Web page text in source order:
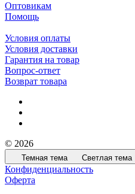
Оптовикам
Помощь
Условия оплаты
Условия доставки
Гарантия на товар
Вопрос-ответ
Возврат товара
© 2026
Темная тема Светлая тема
Конфиденциальность
Оферта